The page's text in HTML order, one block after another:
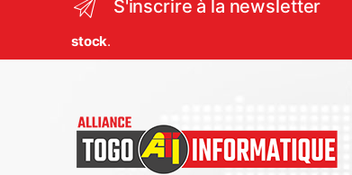
S'inscrire à la newsletter
stock.